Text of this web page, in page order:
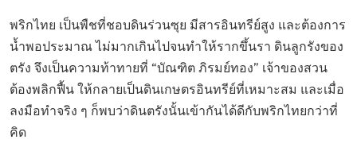
พริกไทย เป็นพืชที่ชอบดินร่วนซุย มีสารอินทรีย์สูง และต้องการ
น้ำพอประมาณ ไม่มากเกินไปจนทำให้รากขึ้นรา ดินลูกรังของ
ตรัง จึงเป็นความท้าทายที่ “บัณฑิต ภิรมย์ทอง” เจ้าของสวน
ต้องพลิกฟื้น ให้กลายเป็นดินเกษตรอินทรีย์ที่เหมาะสม และเมื่อ
ลงมือทำจริง ๆ ก็พบว่าดินตรังนั้นเข้ากันได้ดีกับพริกไทยกว่าที่
คิด